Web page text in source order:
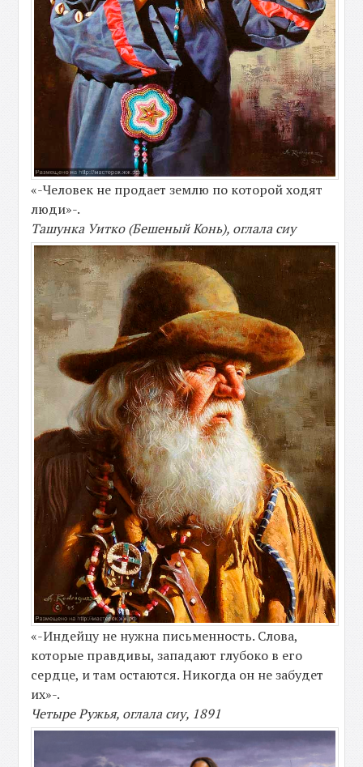
«-Человек не продает землю по которой ходят
люди»-.
Ташунка Уитко (Бешеный Конь), оглала сиу
«-Индейцу не нужна письменность. Слова,
которые правдивы, западают глубоко в его
сердце, и там остаются. Никогда он не забудет
их»-.
Четыре Ружья, оглала сиу, 1891